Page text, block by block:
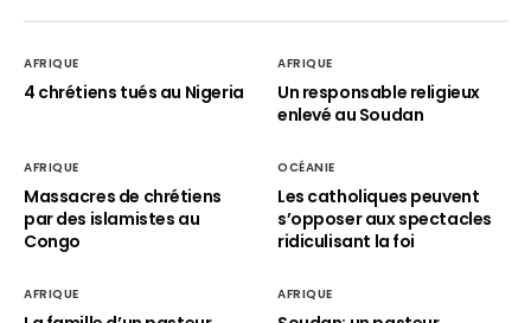
AFRIQUE
4 chrétiens tués au Nigeria
AFRIQUE
Un responsable religieux
enlevé au Soudan
AFRIQUE
Massacres de chrétiens
par des islamistes au
Congo
OCÉANIE
Les catholiques peuvent
s’opposer aux spectacles
ridiculisant la foi
AFRIQUE AFRIQUE